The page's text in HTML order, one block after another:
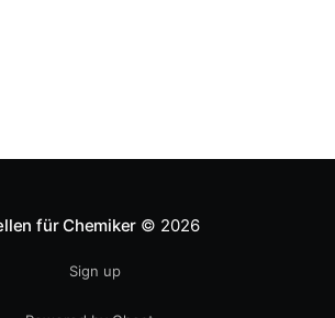
für Chemiker © 2026
Sign up